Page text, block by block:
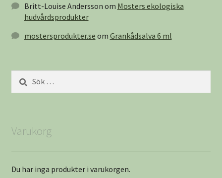
Britt-Louise Andersson om Mosters ekologiska
hudvårdsprodukter
mostersprodukter.se om Grankådsalva 6 ml
Sök
efter:
Varukorg
Du har inga produkter i varukorgen.